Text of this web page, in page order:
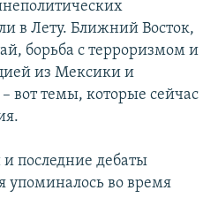
в Лету. Ближний Восток,
борьба с терроризмом и
из Мексики и
вот темы, которые сейчас
последние дебаты
упоминалось во время